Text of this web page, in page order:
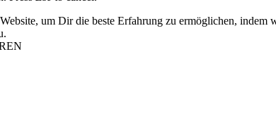
um Dir die beste Erfahrung zu ermöglichen,